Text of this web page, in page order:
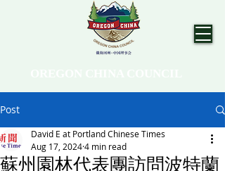
Post
蘇州園林代表團訪問波特蘭
David E at Portland Chinese Times
Aug 17, 20244 min read